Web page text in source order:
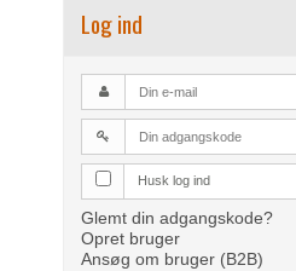
Log ind
Husk log ind
Glemt din adgangskode?
Opret bruger
Ansøg om bruger (B2B)